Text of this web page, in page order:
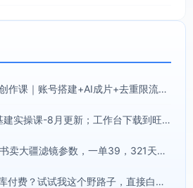
YouTube油管AI视频创作课｜账号搭建+AI成片+去重限流解决方案，YPP变现一站式教学(更新0809)
阿里巴巴1688店铺基建实操课-8月更新；工作台下载到旺铺装修客服分流，手把手搞定开店全部必备操作
小众但不冷门，小红书卖大疆滤镜参数，一单39，321天卖了1.7w+份
Ai时代还在为各大文库付费？试试我这个野路子，直接白嫖各大文库！